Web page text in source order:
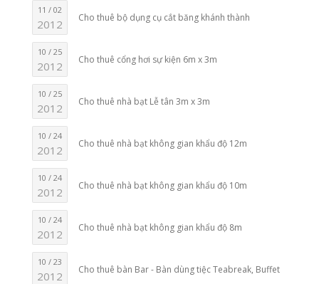
11 / 02
2012 Cho thuê bộ dụng cụ cắt băng khánh thành
10 / 25
2012 Cho thuê cổng hơi sự kiện 6m x 3m
10 / 25
2012 Cho thuê nhà bạt Lễ tân 3m x 3m
10 / 24
2012 Cho thuê nhà bạt không gian khẩu độ 12m
10 / 24
2012 Cho thuê nhà bạt không gian khẩu độ 10m
10 / 24
2012 Cho thuê nhà bạt không gian khẩu độ 8m
10 / 23
2012 Cho thuê bàn Bar - Bàn dùng tiệc Teabreak, Buffet